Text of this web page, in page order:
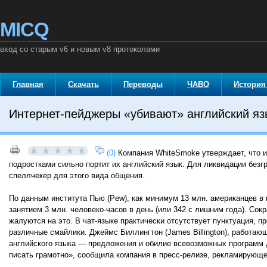
MICQ
вход со старым v6 и новым v8 протоколами
Главная Скачать Переводы ЧАВО
Интернет-пейджеры «убивают» английский
(0) Компания WhiteSmoke утверждает, что
подростками сильно портит их английский язык. Для ликвидации
спеллчекер для этого вида общения.
По данным института Пью (Pew), как минимум 13 млн. американцев
занятием 3 млн. человеко-часов в день (или 342 с лишним года).
жалуются на это. В чат-языке практически отсутствует
различные смайлики. Джеймс Биллингтон (James Billington),
английского языка — предложения и обилие всевозможных
писать грамотно», сообщила компания в пресс-релизе,